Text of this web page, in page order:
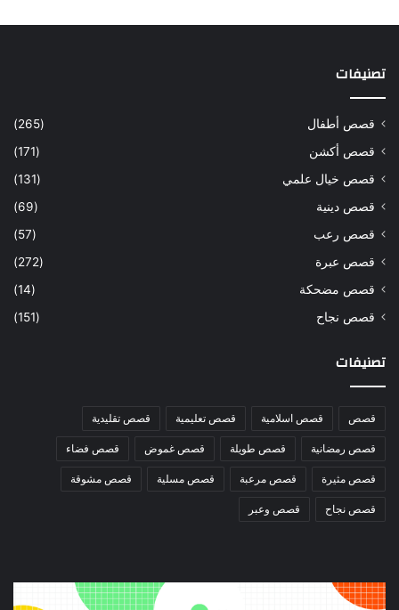
تصنيفات
قصص أطفال
(265)
قصص أكشن
(171)
قصص خيال علمي
(131)
قصص دينية
(69)
قصص رعب
(57)
قصص عبرة
(272)
قصص مضحكة
(14)
قصص نجاح
(151)
تصنيفات
قصص قصص اسلامية قصص تعليمية قصص تقليدية
قصص رمضانية قصص طويلة قصص غموض قصص فضاء
قصص مثيرة قصص مرعبة قصص مسلية قصص مشوقة
قصص نجاح قصص وعبر